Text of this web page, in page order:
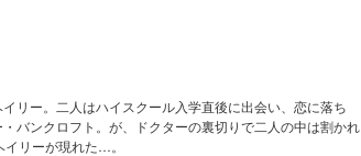
リー。二人はハイスクール入学直後に出会い、恋に落ち
バンクロフト。が、ドクターの裏切りで二人の中は割かれ
リーが現れた…。